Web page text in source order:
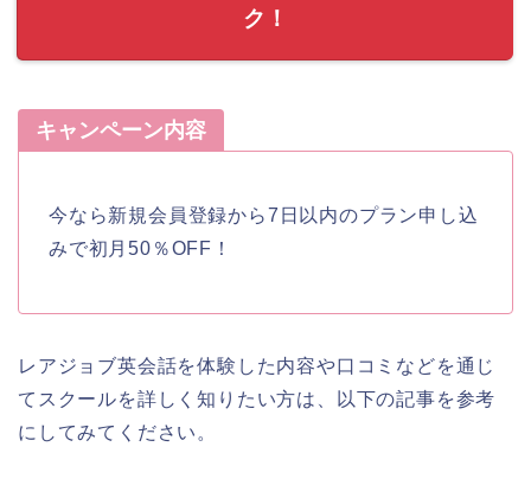
ク！
キャンペーン内容
今なら新規会員登録から7日以内のプラン申し込
みで初月50％OFF！
レアジョブ英会話を体験した内容や口コミなどを通じ
てスクールを詳しく知りたい方は、以下の記事を参考
にしてみてください。